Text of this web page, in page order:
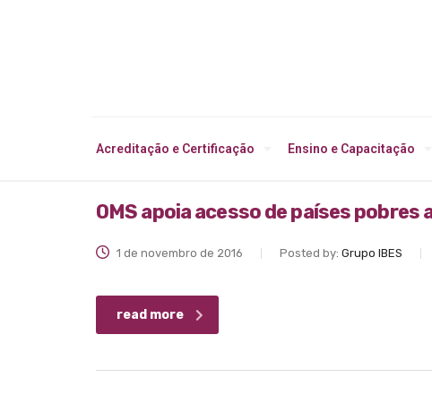
Acreditação e Certificação Ensino e Capacitação
OMS apoia acesso de países
1 de novembro de 2016 Posted by: Grupo IBES
read more